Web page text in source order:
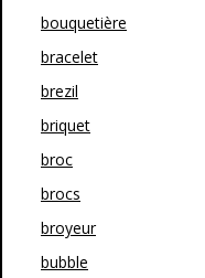
bouquetière
bracelet
brezil
briquet
broc
brocs
broyeur
bubble